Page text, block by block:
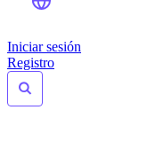
Iniciar sesión
Registro